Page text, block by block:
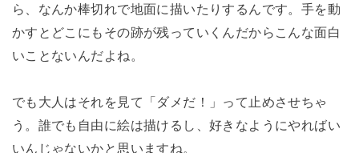
ら、なんか棒切れで地面に描いたりするんです。手を動
かすとどこにもその跡が残っていくんだからこんな面白
いことないんだよね。
でも大人はそれを見て「ダメだ！」って止めさせちゃ
う。 誰でも自由に絵は描けるし、好きなようにやればい
いんじゃないかと思いますね。